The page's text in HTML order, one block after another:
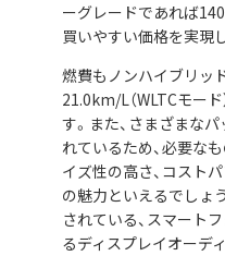
ーグレードであれば
買いやすい価格を実現
燃費もノンハイブリッ
21.0km/L（WLTCモー
す。また、さまざまな
れているため、必要な
イズ性の高さ、コスト
の魅力といえるでしょ
されている、スマート
るディスプレイオーデ